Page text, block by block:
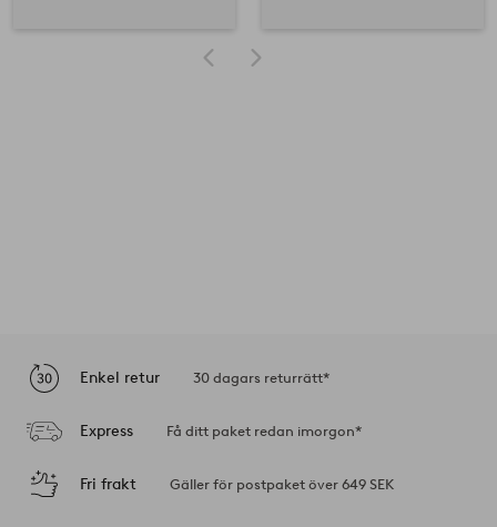
Enkel retur 30 dagars returrätt*
Express Få ditt paket redan imorgon*
Fri frakt Gäller för postpaket över 649 SEK